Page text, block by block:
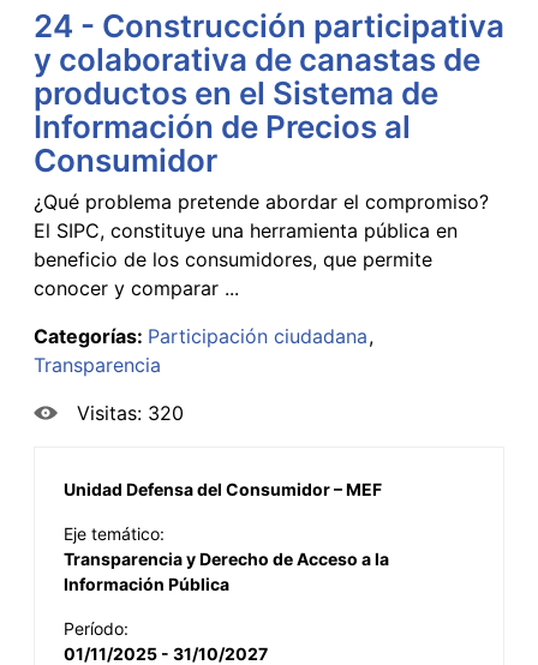
24 - Construcción participativa
y colaborativa de canastas de
productos en el Sistema de
Información de Precios al
Consumidor
¿Qué problema pretende abordar el compromiso?
El SIPC, constituye una herramienta pública en
beneficio de los consumidores, que permite
conocer y comparar ...
Categorías: Participación ciudadana
Transparencia
Visitas: 320
Unidad Defensa del Consumidor – MEF
Eje temático:
Transparencia y Derecho de Acceso a la
Información Pública
Período:
01/11/2025 - 31/10/2027